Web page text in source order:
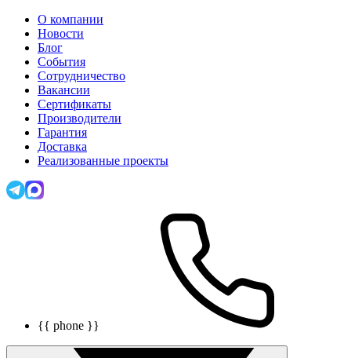
О компании
Новости
Блог
События
Сотрудничество
Вакансии
Сертификаты
Производители
Гарантия
Доставка
Реализованные проекты
{{ phone }}